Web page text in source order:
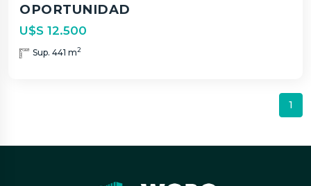
OPORTUNIDAD
U$S 12.500
Sup. 441 m2
1